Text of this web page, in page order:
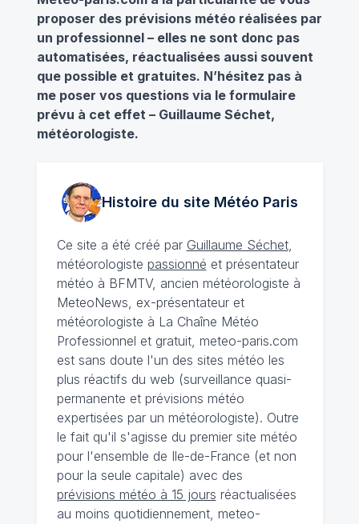
proposer des prévisions météo réalisées par
un professionnel – elles ne sont donc pas
automatisées, réactualisées aussi souvent
que possible et gratuites. N’hésitez pas à
me poser vos questions via le formulaire
prévu à cet effet – Guillaume Séchet,
météorologiste.
Histoire du site MétéoParis
Ce site a été créé par Guillaume Séchet,
météorologiste passionné et présentateur
météo à BFMTV, ancien météorologiste à
MeteoNews, ex-présentateur et
météorologiste à La Chaîne Météo
Professionnel et gratuit, meteo-paris.com
est sans doute l'un des sites météo les
plus réactifs du web (surveillance quasi-
permanente et prévisions météo
expertisées par un météorologiste). Outre
le fait qu'il s'agisse du premier site météo
pour l'ensemble de Ile-de-France (et non
pour la seule capitale) avec des
prévisions météo à 15 jours réactualisées
au moins quotidiennement, meteo-